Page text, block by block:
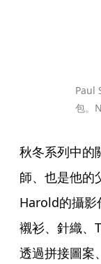
Paul
包。
秋冬系列中的
師、也是他的
Harold的攝影
襯衫、針織、
透過拼接圖案